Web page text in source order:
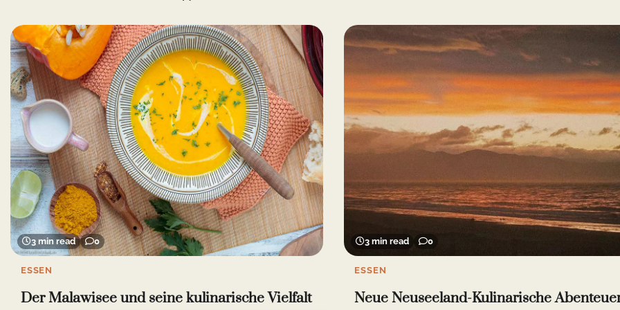
3 min read 0
ESSEN
Der Malawisee und seine kulinarische Vielfalt
3 min read 0
ESSEN
Neue Neuseeland-Kulinarische